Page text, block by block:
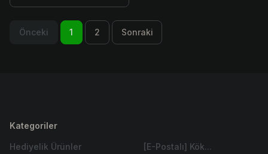
Önceki 1 2 Sonraki
Kategoriler
Hediyelik Ürünler
[E-Postalı] Kök...